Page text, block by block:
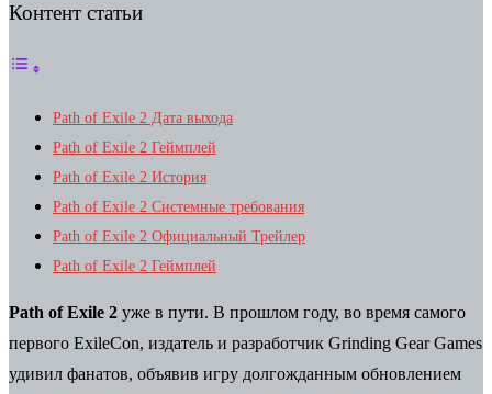
Контент статьи
Path of Exile 2 Дата выхода
Path of Exile 2 Геймплей
Path of Exile 2 История
Path of Exile 2 Системные требования
Path of Exile 2 Официальный Трейлер
Path of Exile 2 Геймплей
Path of Exile 2 уже в пути. В прошлом году, во время самого
первого ExileCon, издатель и разработчик Grinding Gear Games
удивил фанатов, объявив игру долгожданным обновлением